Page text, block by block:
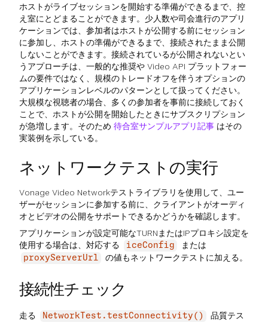
ホストがライブセッションを開始する準備ができるまで、控
え室にとどまることができます。少人数や司会進行のアプリ
ケーションでは、参加者はホストが公開する前にセッション
に参加し、ホストの準備ができるまで、接続されたまま公開
しないことができます。接続されているが公開されないとい
うアプローチは、一般的な推奨や Video API プラットフォー
ムの要件ではなく、規模のトレードオフを伴うオプションの
アプリケーションレベルのパターンとして扱ってください。
大規模な視聴者の場合、多くの参加者を事前に接続しておく
ことで、ホストが公開を開始したときにサブスクリプション
が急増します。そのため 待合室サンプルアプリ記事 はその
実装例を示している。
ネットワークテストの実行
Vonage Video Networkテストライブラリを使用して、ユー
ザーがセッションに参加する前に、クライアントがオーディ
オとビデオの公開をサポートできるかどうかを確認します。
アプリケーションが設定可能なTURNまたはIPプロキシ設定を
使用する場合は、対応する
iceConfig または
proxyServerUrl の値もネットワークテストに加える。
接続性チェック
走る NetworkTest.testConnectivity()
品質テス